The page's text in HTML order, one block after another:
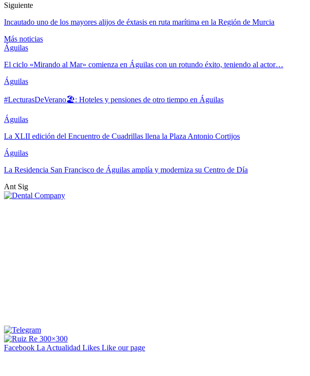
Siguiente
Incautado uno de los mayores alijos de éxtasis en ruta marítima en la Región de Murcia
Más noticias
Águilas
El ciclo «Mirando al Mar» comienza en Águilas con un rotundo éxito, teniendo al actor…
Águilas
#LecturasDeVerano🏖: Hoteles y pensiones de otro tiempo en Águilas
Águilas
La XLII edición del Encuentro de Cuadrillas llena la Plaza Antonio Cortijos
Águilas
La Residencia San Francisco de Águilas amplía y moderniza su Centro de Día
Ant Sig
Facebook La Actualidad Likes Like our page